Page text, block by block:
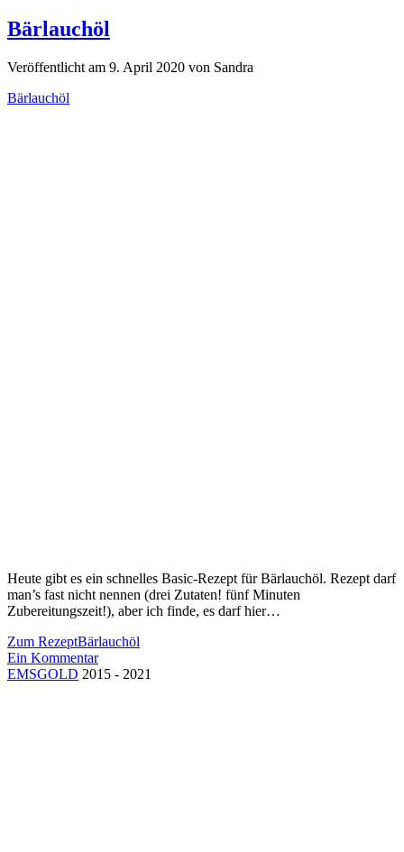
Bärlauchöl
Veröffentlicht am 9. April 2020 von Sandra
Bärlauchöl
Heute gibt es ein schnelles Basic-Rezept für Bärlauchöl. Rezept darf
man’s fast nicht nennen (drei Zutaten! fünf Minuten
Zubereitungszeit!), aber ich finde, es darf hier…
Zum RezeptBärlauchöl
Ein Kommentar
EMSGOLD 2015 - 2021